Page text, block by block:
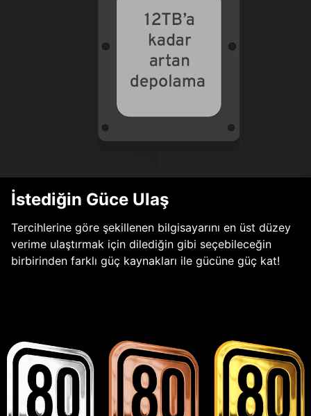
İstediğin Güce Ulaş
Tercihlerine göre şekillenen bilgisayarını en üst düzey
verime ulaştırmak için dilediğin gibi seçebileceğin
birbirinden farklı güç kaynakları ile gücüne güç kat!